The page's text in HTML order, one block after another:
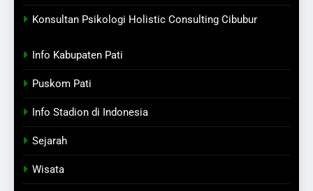
Konsultan Psikologi Holistic Consulting Cibubur
Info Kabupaten Pati
Puskom Pati
Info Stadion di Indonesia
Sejarah
Wisata